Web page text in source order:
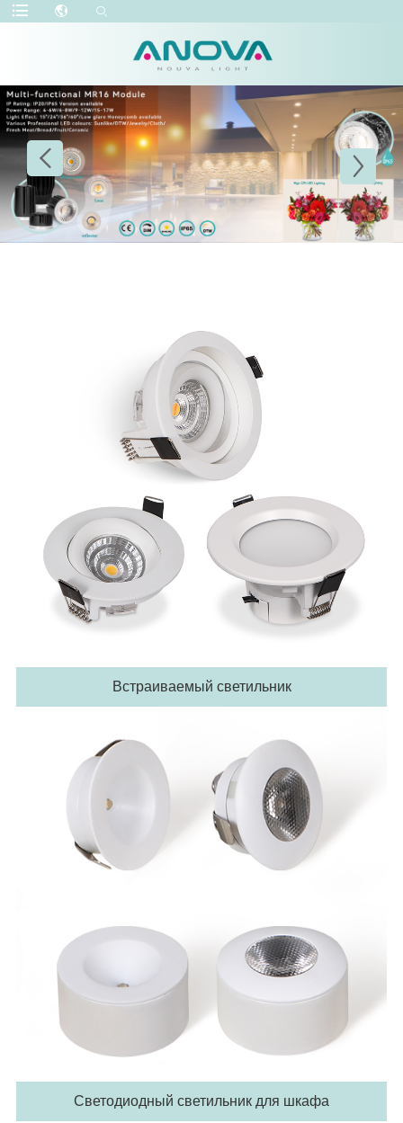
Встраиваемый светильник
Светодиодный светильник для шкафа